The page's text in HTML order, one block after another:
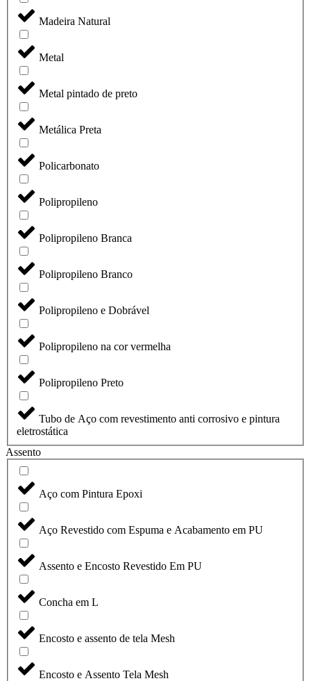
Madeira Natural
Metal
Metal pintado de preto
Metálica Preta
Policarbonato
Polipropileno
Polipropileno Branca
Polipropileno Branco
Polipropileno e Dobrável
Polipropileno na cor vermelha
Polipropileno Preto
Tubo de Aço com revestimento anti corrosivo e pintura
eletrostática
Assento
Aço com Pintura Epoxi
Aço Revestido com Espuma e Acabamento em PU
Assento e Encosto Revestido Em PU
Concha em L
Encosto e assento de tela Mesh
Encosto e Assento Tela Mesh